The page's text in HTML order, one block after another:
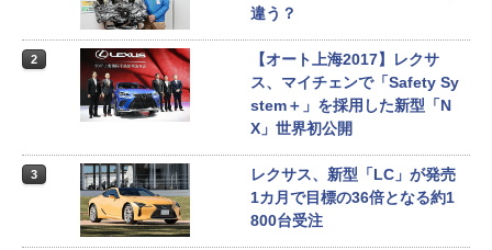
違う？
2
【オート上海2017】レクサ
ス、マイチェンで「Safety Sy
stem＋」を採用した新型「N
X」世界初公開
3
レクサス、新型「LC」が発売
1カ月で目標の36倍となる約1
800台受注